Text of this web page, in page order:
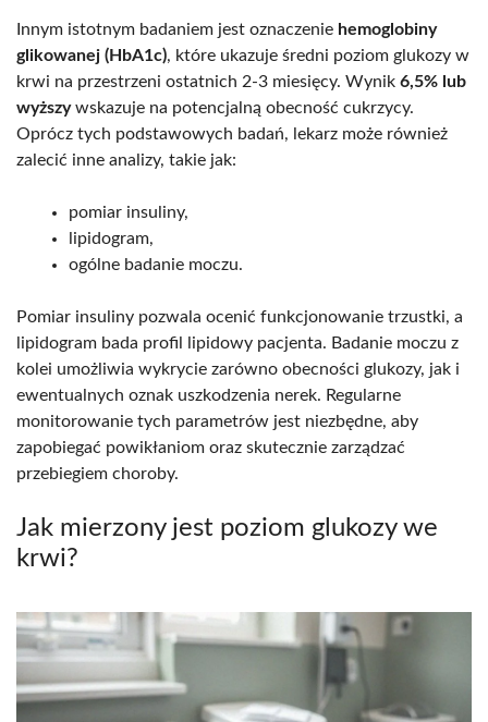
Innym istotnym badaniem jest oznaczenie hemoglobiny
glikowanej (HbA1c), które ukazuje średni poziom glukozy w
krwi na przestrzeni ostatnich 2-3 miesięcy. Wynik 6,5% lub
wyższywskazuje na potencjalną obecność cukrzycy.
Oprócz tych podstawowych badań, lekarz może również
zalecić inne analizy, takie jak:
pomiar insuliny,
lipidogram,
ogólne badanie moczu.
Pomiar insuliny pozwala ocenić funkcjonowanie trzustki, a
lipidogram bada profil lipidowy pacjenta. Badanie moczu z
kolei umożliwia wykrycie zarówno obecności glukozy, jak i
ewentualnych oznak uszkodzenia nerek. Regularne
monitorowanie tych parametrów jest niezbędne, aby
zapobiegać powikłaniom oraz skutecznie zarządzać
przebiegiem choroby.
Jak mierzony jest poziom glukozy we
krwi?